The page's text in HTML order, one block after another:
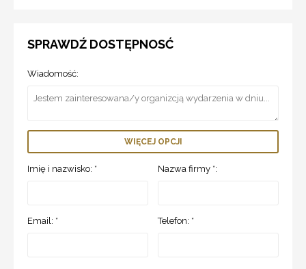
SPRAWDŹ DOSTĘPNOSĆ
Wiadomość:
WIĘCEJ OPCJI
Imię i nazwisko: * Nazwa firmy *:
Email: * Telefon: *